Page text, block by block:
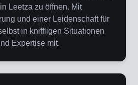
Leetza zu öffnen. Mit
und einer Leidenschaft für
in kniffligen Situationen
Expertise mit.